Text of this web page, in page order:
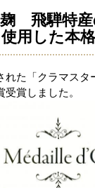
飛騨特産
用した本格
れた「クラマスタ
賞しました。